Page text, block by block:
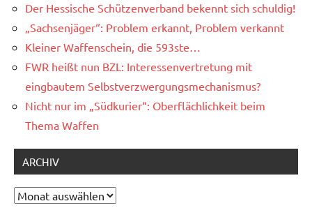
Der Hessische Schützenverband bekennt sich schuldig!
„Sachsenjäger“: Problem erkannt, Problem verkannt
Kleiner Waffenschein, die 593ste…
FWR heißt nun BZL: Interessenvertretung mit
eingbautem Selbstverzwergungsmechanismus?
Nicht nur im „Südkurier“: Oberflächlichkeit beim
Thema Waffen
ARCHIV
Archiv